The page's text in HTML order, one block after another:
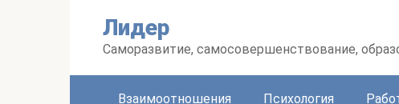
Лидер
Саморазвитие, самосовершенствование,
Взаимоотношения Психология